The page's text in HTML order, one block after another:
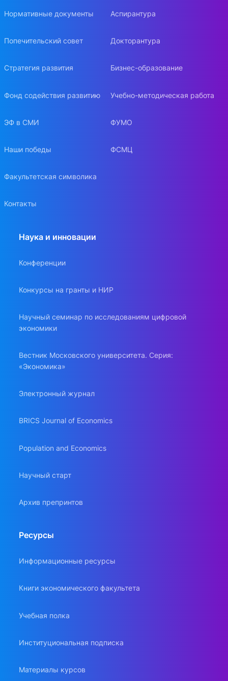
Нормативные документы
Попечительский совет
Стратегия развития
Фонд содействия развитию
ЭФ в СМИ
Наши победы
Факультетская символика
Контакты
Аспирантура
Докторантура
Бизнес-образование
Учебно-методическая работа
ФУМО
ФСМЦ
Наука и инновации
Конференции
Конкурсы на гранты и НИР
Научный семинар по исследованиям цифровой
экономики
Вестник Московского университета. Серия:
«Экономика»
Электронный журнал
BRICS Journal of Economics
Population and Economics
Научный старт
Архив препринтов
Ресурсы
Информационные ресурсы
Книги экономического факультета
Учебная полка
Институциональная подписка
Материалы курсов